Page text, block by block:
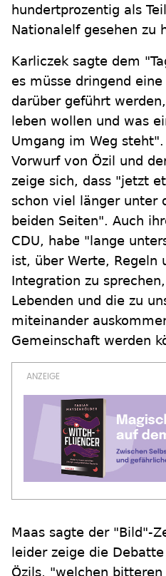
hundertprozentig als
Nationalelf gesehen zu
Karliczek sagte dem
es müsse dringend
darüber geführt
leben wollen und was
Umgang im Weg
Vorwurf von Özil und
zeige sich, dass "jetzt
schon viel länger unter
beiden Seiten". Auch
CDU, habe "lange
ist, über Werte, Regeln
Integration zu
Lebenden und die zu
miteinander
Gemeinschaft werden
Maas sagte der "Bild"-
leider zeige die
Özils, "welchen bitteren